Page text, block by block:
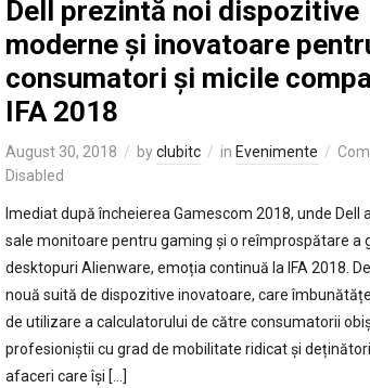
Dell prezintă noi dispozitive
moderne și inovatoare
consumatori și micile
IFA 2018
August 30, 2018 byclubitc in Evenimente
Disabled
Imediat după încheierea Gamescom 2018, unde Dell
sale monitoare pentru gaming și o reîmprospătare a
desktopuri Alienware, emoția continuă la IFA 2018.
nouă suită de dispozitive inovatoare, care
de utilizare a calculatorului de către consumatorii
profesioniștii cu grad de mobilitate ridicat și
afaceri care își […]